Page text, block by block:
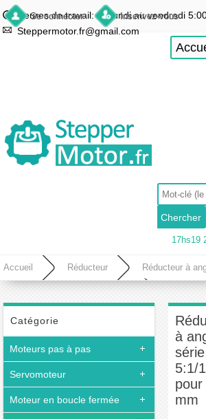
Se connecter Inscrivez-vous
Heures de travail: du lundi au vendredi
Steppermotor.fr@gmail.com
17hs19
Accueil Réducteur Réducteur à
Nema 24 série RTG60 rapport 5:1/10:1/20:1/50:1 pour
Catégorie
Moteurs pas à pas
Servomoteur
Moteur en boucle fermée
à
5:1/
mm